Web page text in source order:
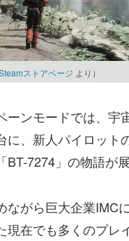
ストアページ より）
ーンモードでは、宇
に、新人パイロット
7274」の物語が展
ながら巨大企業IMC
現在でも多くのプレ